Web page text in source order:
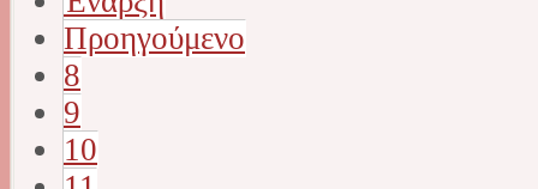
Προηγούμενο
8
9
10